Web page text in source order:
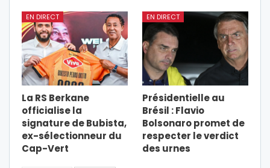
EN DIRECT
La RS Berkane
officialise la
signature de Bubista,
ex-sélectionneur du
Cap-Vert
EN DIRECT
Présidentielle au
Brésil : Flavio
Bolsonaro promet de
respecter le verdict
des urnes